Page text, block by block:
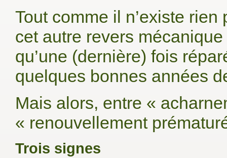
Tout comme il n’existe
cet autre revers
qu’une (dernière) fois
quelques bonnes années
Mais alors, entre «
« renouvellement
Trois signes